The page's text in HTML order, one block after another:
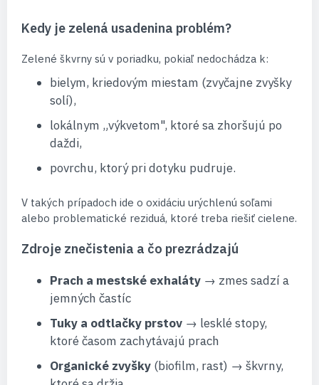
Kedy je zelená usadenina problém?
Zelené škvrny sú v poriadku, pokiaľ nedochádza k:
bielym, kriedovým miestam (zvyčajne zvyšky
solí),
lokálnym „výkvetom", ktoré sa zhoršujú po
daždi,
povrchu, ktorý pri dotyku pudruje.
V takých prípadoch ide o oxidáciu urýchlenú soľami
alebo problematické reziduá, ktoré treba riešiť cielene.
Zdroje znečistenia a čo prezrádzajú
Prach a mestské exhaláty → zmes sadzí a
jemných častíc
Tuky a odtlačky prstov → lesklé stopy,
ktoré časom zachytávajú prach
Organické zvyšky (biofilm, rast) → škvrny,